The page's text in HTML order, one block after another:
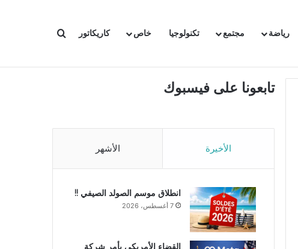
رياضة مجتمع تكنولوجيا خاص كاريكاتور بحث عن
تابعونا على فيسبوك
الأخيرة الأشهر
انطلاق موسم الصولد الصيفي !!
7 أغسطس، 2026
القضاء الأمريكي يأمر شركة